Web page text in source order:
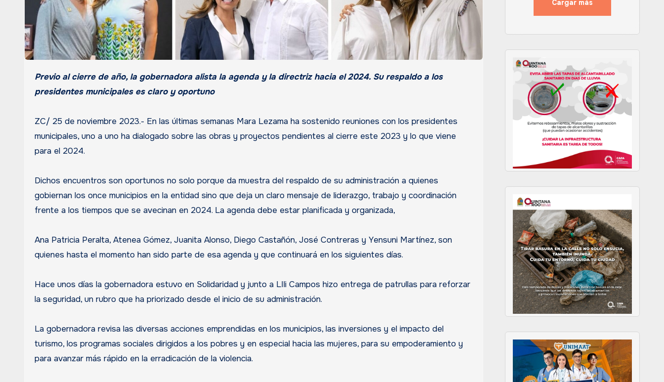
Previo al cierre de año, la gobernadora alista la agenda y la directriz hacia el 2024. Su respaldo a los
presidentes municipales es claro y oportuno
ZC/ 25 de noviembre 2023.- En las últimas semanas Mara Lezama ha sostenido reuniones con los presidentes
municipales, uno a uno ha dialogado sobre las obras y proyectos pendientes al cierre este 2023 y lo que viene
para el 2024.
Dichos encuentros son oportunos no solo porque da muestra del respaldo de su administración a quienes
gobiernan los once municipios en la entidad sino que deja un claro mensaje de liderazgo, trabajo y coordinación
frente a los tiempos que se avecinan en 2024. La agenda debe estar planificada y organizada,
Ana Patricia Peralta, Atenea Gómez, Juanita Alonso, Diego Castañón, José Contreras y Yensuni Martínez, son
quienes hasta el momento han sido parte de esa agenda y que continuará en los siguientes días.
Hace unos días la gobernadora estuvo en Solidaridad y junto a LIli Campos hizo entrega de patrullas para reforzar
la seguridad, un rubro que ha priorizado desde el inicio de su administración.
La gobernadora revisa las diversas acciones emprendidas en los municipios, las inversiones y el impacto del
turismo, los programas sociales dirigidos a los pobres y en especial hacia las mujeres, para su empoderamiento y
para avanzar más rápido en la erradicación de la violencia.
Cargar más